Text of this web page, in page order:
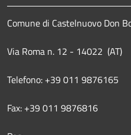
Comune di Castelnuovo Don
Via Roma n. 12 - 14022 (AT)
Telefono: +39 011 9876165
Fax: +39 011 9876816